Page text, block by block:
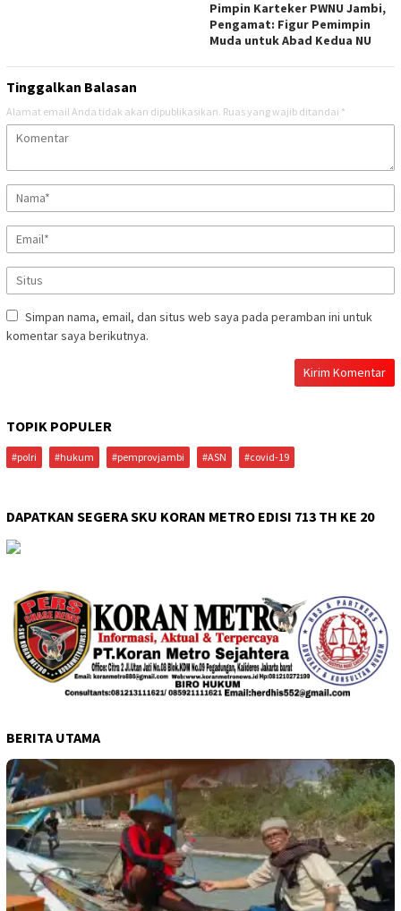
Pimpin Karteker PWNU Jambi,
Pengamat: Figur Pemimpin
Muda untuk Abad Kedua NU
Tinggalkan Balasan
Alamat email Anda tidak akan dipublikasikan. Ruas yang wajib ditandai *
Simpan nama, email, dan situs web saya pada peramban ini untuk
komentar saya berikutnya.
TOPIK POPULER
#polri #hukum #pemprovjambi #ASN #covid-19
DAPATKAN SEGERA SKU KORAN METRO EDISI 713 TH KE 20
BERITA UTAMA